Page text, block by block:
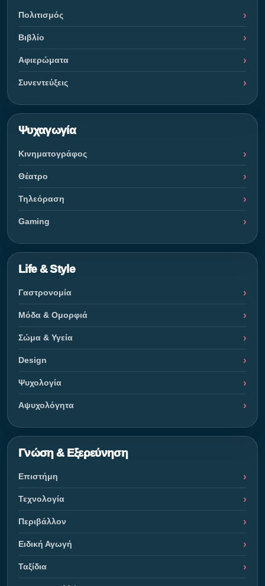
Πολιτισμός
Βιβλίο
Αφιερώματα
Συνεντεύξεις
Ψυχαγωγία
Κινηματογράφος
Θέατρο
Τηλεόραση
Gaming
Life & Style
Γαστρονομία
Μόδα & Ομορφιά
Σώμα & Υγεία
Design
Ψυχολογία
Αψυχολόγητα
Γνώση & Εξερεύνηση
Επιστήμη
Τεχνολογία
Περιβάλλον
Ειδική Αγωγή
Ταξίδια